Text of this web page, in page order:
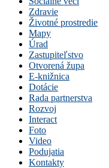
Zdravie
Životné prostredie
Mapy
Úrad
Zastupiteľstvo
Otvorená župa
E-knižnica
Dotácie
Rada partnerstva
Rozvoj
Interact
Foto
Video
Podujatia
Kontakty